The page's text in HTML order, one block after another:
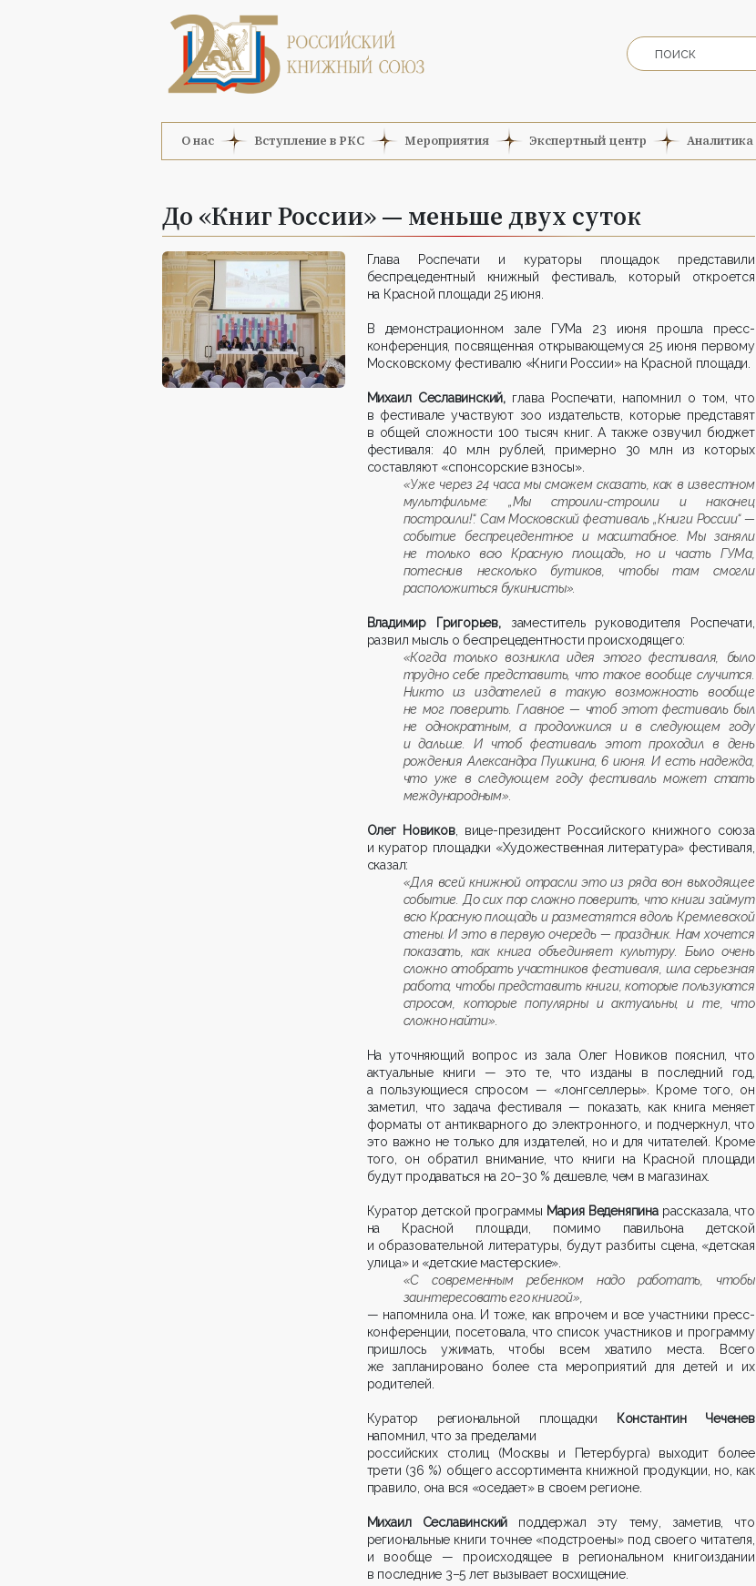
О нас Вступление в РКС Мероприятия Экспертный центр Аналитика
До «Книг России» — меньше двух суток
Глава Роспечати и кураторы площадок представили
беспрецедентный книжный фестиваль, который откроется
на Красной площади 25 июня.
В демонстрационном зале ГУМа 23 июня прошла пресс-
конференция, посвященная открывающемуся 25 июня первому
Московскому фестивалю «Книги России» на Красной площади.
Михаил Сеславинский, глава Роспечати, напомнил о том, что
в фестивале участвуют зоо издательств, которые представят
в общей сложности 100 тысяч книг. А также озвучил бюджет
фестиваля: 40 млн рублей, примерно 30 млн из которых
составляют «спонсорские взносы».
«Уже через 24 часа мы сможем сказать, как в известном
мультфильме: „Мы строили-строили и наконец
построили!“. Сам Московский фестиваль „Книги России“ —
событие беспрецедентное и масштабное. Мы заняли
не только всю Красную площадь, но и часть ГУМа,
потеснив несколько бутиков, чтобы там смогли
расположиться букинисты».
Владимир Григорьев,заместитель руководителя Роспечати,
развил мысль о беспрецедентности происходящего:
«Когда только возникла идея этого фестиваля, было
трудно себе представить, что такое вообще случится.
Никто из издателей в такую возможность вообще
не мог поверить. Главное — чтоб этот фестиваль был
не однократным, а продолжился и в следующем году
и дальше. И чтоб фестиваль этот проходил в день
рождения Александра Пушкина, 6 июня. И есть надежда,
что уже в следующем году фестиваль может стать
международным».
Олег Новиков, вице-президент Российского книжного союза
и куратор площадки «Художественная литература» фестиваля,
сказал:
«Для всей книжной отрасли это из ряда вон выходящее
событие. До сих пор сложно поверить, что книги займут
всю Красную площадь и разместятся вдоль Кремлевской
стены. И это в первую очередь — праздник. Нам хочется
показать, как книга объединяет культуру. Было очень
сложно отобрать участников фестиваля, шла серьезная
работа, чтобы представить книги, которые пользуются
спросом, которые популярны и актуальны, и те, что
сложно найти».
На уточняющий вопрос из зала Олег Новиков пояснил, что
актуальные книги — это те, что изданы в последний год,
а пользующиеся спросом — «лонгселлеры». Кроме того, он
заметил, что задача фестиваля — показать, как книга меняет
форматы от антикварного до электронного, и подчеркнул, что
это важно не только для издателей, но и для читателей. Кроме
того, он обратил внимание, что книги на Красной площади
будут продаваться на 20–30 % дешевле, чем в магазинах.
Куратор детской программы Мария Веденяпинарассказала, что
на Красной площади, помимо павильона детской
и образовательной литературы, будут разбиты сцена, «детская
улица» и «детские мастерские».
«С современным ребенком надо работать, чтобы
заинтересовать его книгой»,
— напомнила она. И тоже, как впрочем и все участники пресс-
конференции, посетовала, что список участников и программу
пришлось ужимать, чтобы всем хватило места. Всего
же запланировано более ста мероприятий для детей и их
родителей.
Куратор региональной площадки Константин Чеченев
напомнил, что за пределами
российских столиц (Москвы и Петербурга) выходит более
трети (36 %) общего ассортимента книжной продукции, но, как
правило, она вся «оседает» в своем регионе.
Михаил Сеславинский поддержал эту тему, заметив, что
региональные книги точнее «подстроены» под своего читателя,
и вообще — происходящее в региональном книгоиздании
в последние 3–5 лет вызывает восхищение.